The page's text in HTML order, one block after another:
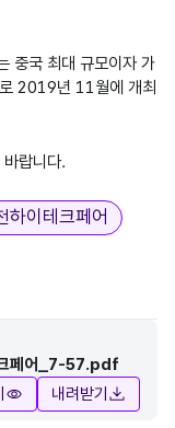
중국 최대 규모이자 가
2019년 11월에 개최
랍니다.
하이테크페어
페어_7-57.pdf
내려받기